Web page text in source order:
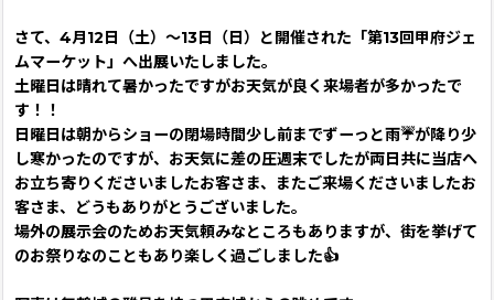
さて、4月12日（土）～13日（日）と開催された「第13回甲府ジェ
ムマーケット」へ出展いたしました。
土曜日は晴れて暑かったですがお天気が良く来場者が多かったで
す！！
日曜日は朝からショーの閉場時間少し前までずーっと雨☔が降り少
し寒かったのですが、お天気に差の圧週末でしたが両日共に当店へ
お立ち寄りくださいましたお客さま、またご来場くださいましたお
客さま、どうもありがとうございました。
場外の展示会のためお天気頼みなところもありますが、街を挙げて
のお祭りなのこともあり楽しく過ごしました👍